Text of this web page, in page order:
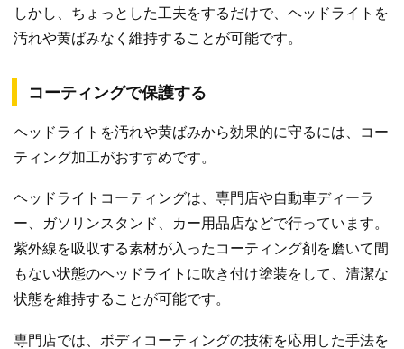
しかし、ちょっとした工夫をするだけで、ヘッドライトを
汚れや黄ばみなく維持することが可能です。
コーティングで保護する
ヘッドライトを汚れや黄ばみから効果的に守るには、コー
ティング加工がおすすめです。
ヘッドライトコーティングは、専門店や自動車ディーラ
ー、ガソリンスタンド、カー用品店などで行っています。
紫外線を吸収する素材が入ったコーティング剤を磨いて間
もない状態のヘッドライトに吹き付け塗装をして、清潔な
状態を維持することが可能です。
専門店では、ボディコーティングの技術を応用した手法を